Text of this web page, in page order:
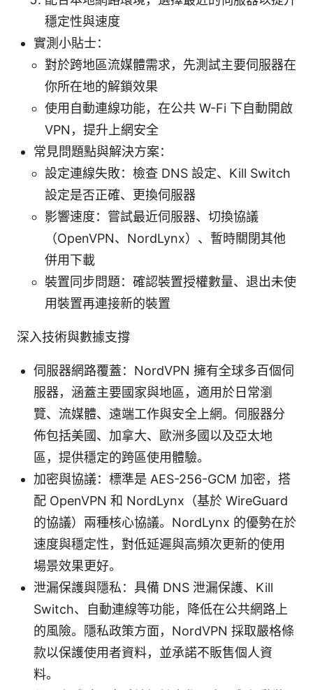
穩定性與速度
實測小貼士：
對於跨地區流媒體需求，先測試主要伺服器在
你所在地的解鎖效果
使用自動連線功能，在公共 W-Fi 下自動開啟
VPN，提升上網安全
常見問題點與解決方案：
設定連線失敗：檢查 DNS 設定、Kill Switch
設定是否正確、更換伺服器
影響速度：嘗試最近伺服器、切換協議
（OpenVPN、NordLynx）、暫時關閉其他
併用下載
裝置同步問題：確認裝置授權數量、退出未使
用裝置再連接新的裝置
深入技術與數據支撐
伺服器網路覆蓋：NordVPN 擁有全球多百個伺
服器，涵蓋主要國家與地區，適用於日常瀏
覽、流媒體、遠端工作與安全上網。伺服器分
佈包括美國、加拿大、歐洲多國以及亞太地
區，提供穩定的跨區使用體驗。
加密與協議：標準是 AES-256-GCM 加密，搭
配 OpenVPN 和 NordLynx（基於 WireGuard
的協議）兩種核心協議。NordLynx 的優勢在於
速度與穩定性，對低延遲與高頻次更新的使用
場景效果更好。
泄漏保護與隱私：具備 DNS 泄漏保護、Kill
Switch、自動連線等功能，降低在公共網路上
的風險。隱私政策方面，NordVPN 採取嚴格條
款以保護使用者資料，並承諾不販售個人資
料。